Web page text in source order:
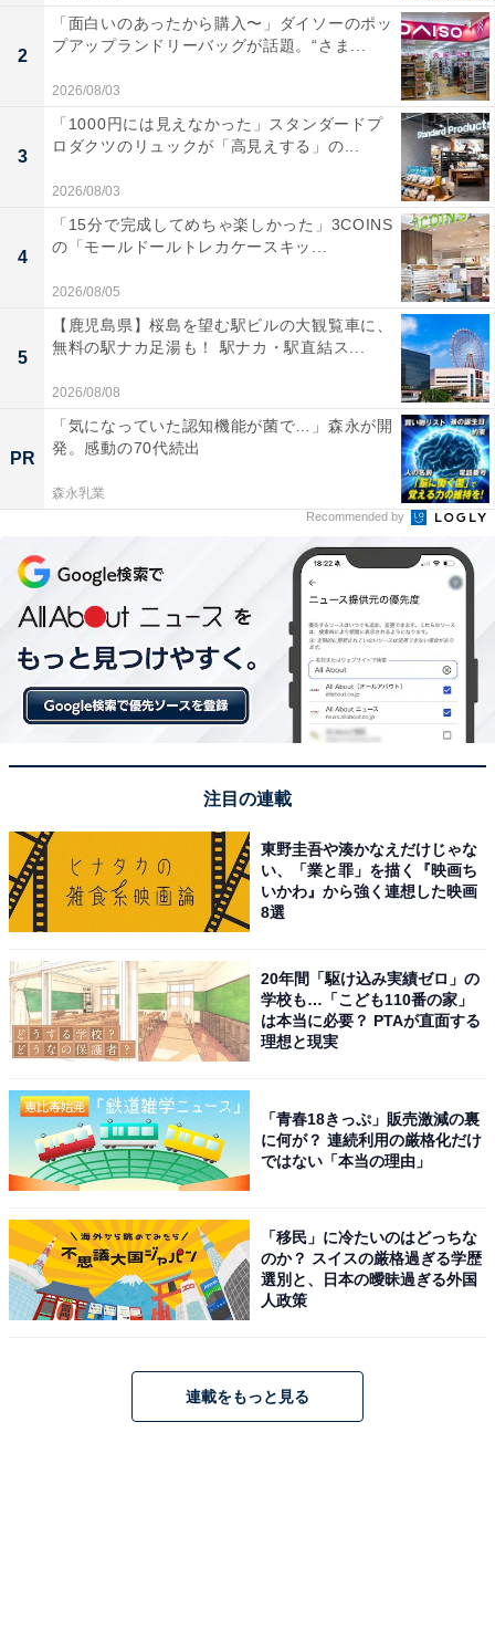
2
「面白いのあったから購入〜」ダイソーのポッ
プアップランドリーバッグが話題。“さま...
2026/08/03
3
「1000円には見えなかった」スタンダードプ
ロダクツのリュックが「高見えする」の...
2026/08/03
4
「15分で完成してめちゃ楽しかった」3COINS
の「モールドールトレカケースキッ...
2026/08/05
5
【鹿児島県】桜島を望む駅ビルの大観覧車に、
無料の駅ナカ足湯も！ 駅ナカ・駅直結ス...
2026/08/08
PR
「気になっていた認知機能が菌で…」森永が開
発。感動の70代続出
森永乳業
Recommended by
注目の連載
東野圭吾や湊かなえだけじゃな
い、「業と罪」を描く『映画ち
いかわ』から強く連想した映画
8選
20年間「駆け込み実績ゼロ」の
学校も…「こども110番の家」
は本当に必要？ PTAが直面する
理想と現実
「青春18きっぷ」販売激減の裏
に何が？ 連続利用の厳格化だけ
ではない「本当の理由」
「移民」に冷たいのはどっちな
のか？ スイスの厳格過ぎる学歴
選別と、日本の曖昧過ぎる外国
人政策
連載をもっと見る